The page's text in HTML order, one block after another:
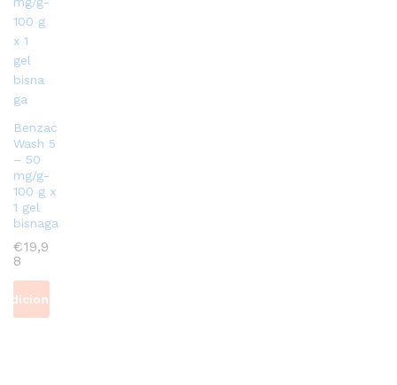
Benzac
Wash 5
– 50
mg/g-
100 g x
1 gel
bisnaga
€19,9
8
Adicionar